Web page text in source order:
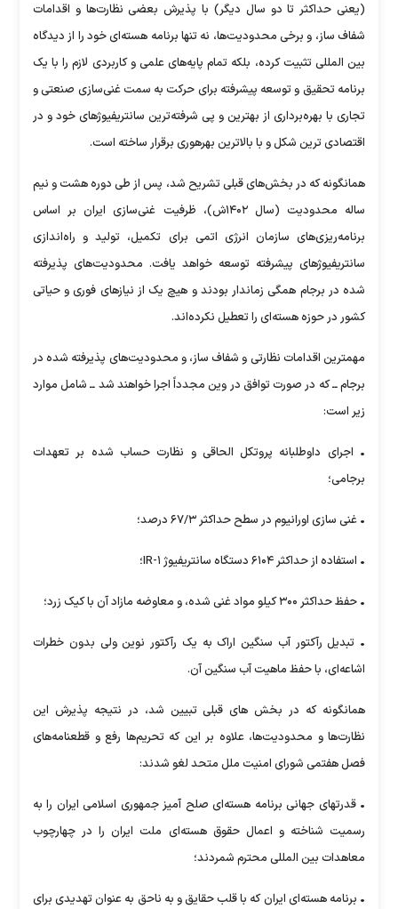
(یعنی حداکثر تا دو سال دیگر) با پذیرش بعضی نظارت‌ها و اقدامات
شفاف ساز، و برخی محدودیت‌ها، نه تنها برنامه هسته‌ای خود را از دیدگاه
بین المللی تثبیت کرده، بلکه تمام پایه‌های علمی و کاربردی لازم را با یک
برنامه تحقیق و توسعه پیشرفته برای حرکت به سمت غنی‌سازی صنعتی و
تجاری با بهره‌برداری از بهترین و پی شرفته‌ترین سانتریفیوژهای خود و در
اقتصادی ترین شکل و با بالاترین بهرهوری برقرار ساخته است.
همانگونه که در بخش‌های قبلی تشریح شد، پس از طی دوره هشت و نیم
ساله محدودیت (سال ۱۴۰۲ش)، ظرفیت غنی‌سازی ایران بر اساس
برنامه‌ریزی‌های سازمان انرژی اتمی برای تکمیل، تولید و راه‌اندازی
سانتریفیوژهای پیشرفته توسعه خواهد یافت. محدودیت‌های پذیرفته
شده در برجام همگی زماندار بودند و هیچ یک از نیازهای فوری و حیاتی
کشور در حوزه هسته‌ای را تعطیل نکرده‌اند.
مهمترین اقدامات نظارتی و شفاف ساز، و محدودیت‌های پذیرفته شده در
برجام ــ که در صورت توافق در وین مجدداً اجرا خواهند شد ــ شامل موارد
زیر است:
• اجرای داوطلبانه پروتکل الحاقی و نظارت حساب شده بر تعهدات
برجامی؛
• غنی سازی اورانیوم در سطح حداکثر ۶۷/۳ درصد؛
• استفاده از حداکثر ۶۱۰۴ دستگاه سانتریفیوژ ۱-IR؛
• حفظ حداکثر ۳۰۰ کیلو مواد غنی شده، و معاوضه مازاد آن با کیک زرد؛
• تبدیل رآکتور آب سنگین اراک به یک رآکتور نوین ولی بدون خطرات
اشاعه‌ای، با حفظ ماهیت آب سنگین آن.
همانگونه که در بخش های قبلی تبیین شد، در نتیجه پذیرش این
نظارت‌ها و محدودیت‌ها، علاوه بر این که تحریم‌ها رفع و قطعنامه‌های
فصل هفتمی شورای امنیت ملل متحد لغو شدند:
• قدرتهای جهانی برنامه هسته‌ای صلح آمیز جمهوری اسلامی ایران را به
رسمیت شناخته و اعمال حقوق هسته‌ای ملت ایران را در چهارچوب
معاهدات بین المللی محترم شمردند؛
• برنامه هسته‌ای ایران که با قلب حقایق و به ناحق به عنوان تهدیدی برای